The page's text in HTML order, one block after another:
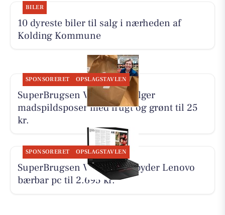
BILER
10 dyreste biler til salg i nærheden af
Kolding Kommune
SPONSORERET OPSLAGSTAVLEN
SuperBrugsen Vamdrup sælger
madspildsposer med frugt og grønt til 25
kr.
SPONSORERET OPSLAGSTAVLEN
SuperBrugsen Vamdrup tilbyder Lenovo
bærbar pc til 2.695 kr.